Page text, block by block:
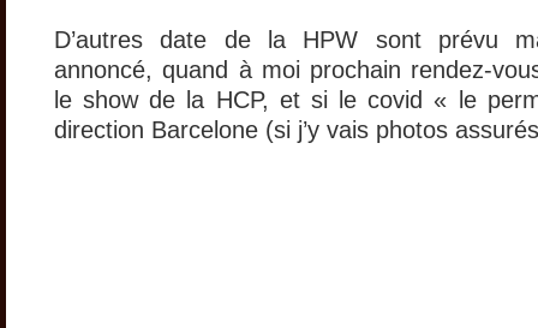
D’autres date de la HPW sont prévu
annoncé, quand à moi prochain rendez-
le show de la HCP, et si le covid « le
direction Barcelone (si j’y vais photos